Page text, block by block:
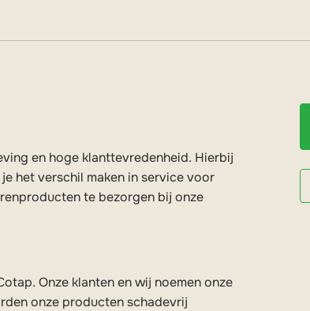
en hoge klanttevredenheid. Hierbij
het verschil maken in service voor
te bezorgen bij onze
Onze klanten en wij noemen onze
onze producten schadevrij